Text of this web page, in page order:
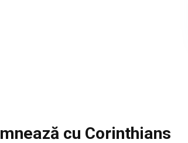
cu Corinthians